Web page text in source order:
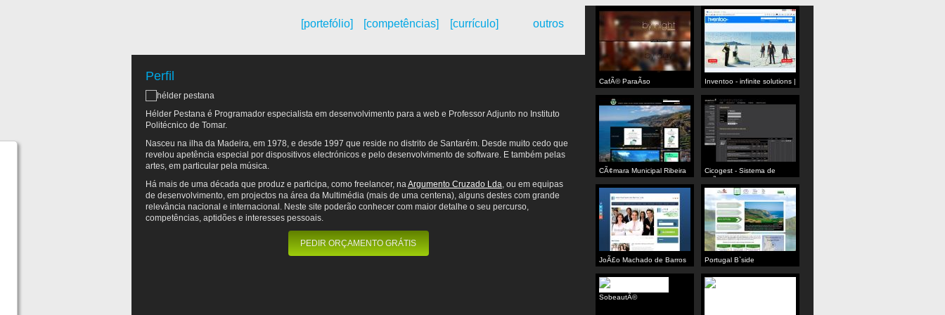
[portefólio] [competências] [currículo]
outros
CafÃ© ParaÃ­so
Inventoo - infinite solutions |
CÃ¢mara Municipal Ribeira
Cicogest - Sistema de
JoÃ£o Machado de Barros Portugal B`side
SobeautÃ©
Perfil
Hélder Pestana é Programador especialista em desenvolvimento para a web e Professor Adjunto no Instituto
Politécnico de Tomar.
Nasceu na ilha da Madeira, em 1978, e desde 1997 que reside no distrito de Santarém. Desde muito cedo que
revelou apetência especial por dispositivos electrónicos e pelo desenvolvimento de software. E também pelas
artes, em particular pela música.
Há mais de uma década que produz e participa, como freelancer, naArgumento Cruzado Lda, ou em equipas
de desenvolvimento, em projectos na área da Multimédia (mais de uma centena), alguns destes com grande
relevância nacional e internacional. Neste site poderão conhecer com maior detalhe o seu percurso,
competências, aptidões e interesses pessoais.
PEDIR ORÇAMENTO GRÁTIS